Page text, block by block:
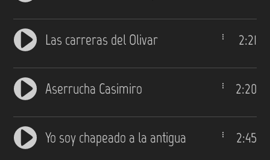
2:21
Las carreras del Olivar
2:20
Aserrucha Casimiro
2:45
Yo soy chapeado a la antigua